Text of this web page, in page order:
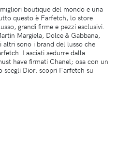
boutique del mondo e una
questo è Farfetch, lo store
grandi firme e pezzi esclusivi.
Margiela, Dolce & Gabbana,
altri sono i brand del lusso che
Lasciati sedurre dalla
have firmati Chanel; osa con un
scegli Dior: scopri Farfetch su